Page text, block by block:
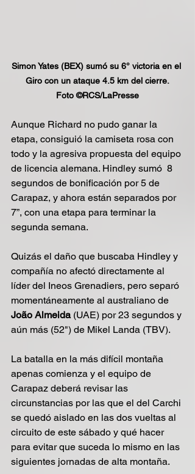
Simon Yates (BEX) sumó su 6° victoria en el
Giro con un ataque 4.5 km del cierre.
Foto ©RCS/LaPresse
Aunque Richard no pudo ganar la
etapa, consiguió la camiseta rosa con
todo y la agresiva propuesta del equipo
de licencia alemana. Hindley sumó  8
segundos de bonificación por 5 de
Carapaz, y ahora están separados por
7”, con una etapa para terminar la
segunda semana.
Quizás el daño que buscaba Hindley y
compañía no afectó directamente al
líder del Ineos Grenadiers, pero separó
momentáneamente al australiano de
João Almeida (UAE) por 23 segundos y
aún más (52") de Mikel Landa (TBV).
La batalla en la más difícil montaña
apenas comienza y el equipo de
Carapaz deberá revisar las
circunstancias por las que el del Carchi
se quedó aislado en las dos vueltas al
circuito de este sábado y qué hacer
para evitar que suceda lo mismo en las
siguientes jornadas de alta montaña.